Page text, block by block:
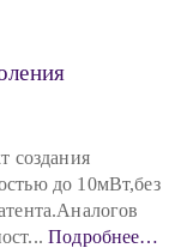
создания
до 10мВт,без
Подробнее…